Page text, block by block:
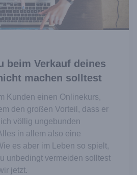
beim Verkauf deines
machen solltest
Kunden einen Onlinekurs,
den großen Vorteil, dass er
völlig ungebunden
in allem also eine
es aber im Leben so spielt,
unbedingt vermeiden solltest
jetzt.